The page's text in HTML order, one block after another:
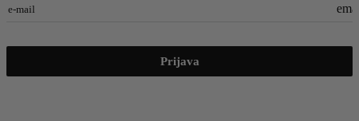
e-mail
Prijava